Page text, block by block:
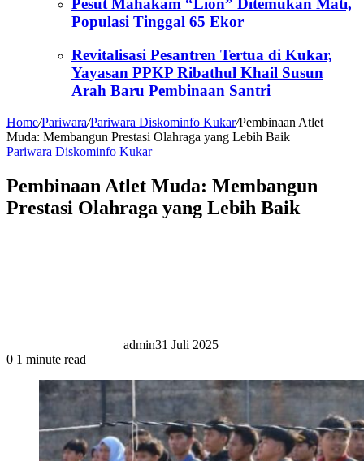
Pesut Mahakam “Lion” Ditemukan Mati,
Populasi Tinggal 65 Ekor
Revitalisasi Pesantren Tertua di Kukar,
Yayasan PPKP Ribathul Khail Susun
Arah Baru Pembinaan Santri
Home/Pariwara/Pariwara Diskominfo Kukar/Pembinaan Atlet
Muda: Membangun Prestasi Olahraga yang Lebih Baik
Pariwara Diskominfo Kukar
Pembinaan Atlet Muda: Membangun
Prestasi Olahraga yang Lebih Baik
admin31 Juli 2025
0 1 minute read